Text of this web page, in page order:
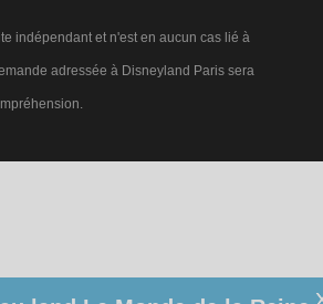
indépendant et n'est en aucun cas lié à
adressée à Disneyland Paris sera